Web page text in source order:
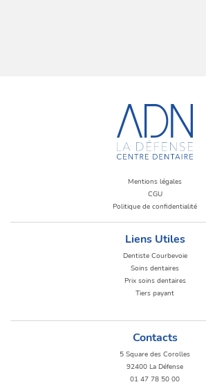
Mentions légales
CGU
Politique de confidentialité
Liens Utiles
Dentiste Courbevoie
Soins dentaires
Prix soins dentaires
Tiers payant
Contacts
5 Square des Corolles
92400 La Défense
01 47 78 50 00